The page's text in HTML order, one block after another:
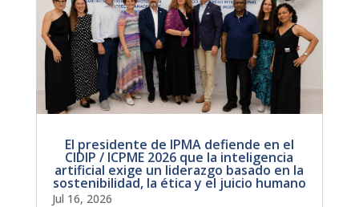
El presidente de IPMA defiende en el
CIDIP / ICPME 2026 que la inteligencia
artificial exige un liderazgo basado en la
sostenibilidad, la ética y el juicio humano
Jul 16, 2026